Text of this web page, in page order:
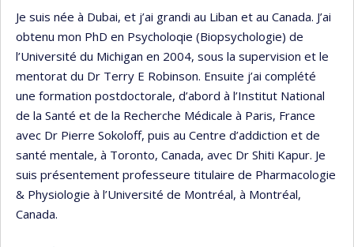
Je suis née à Dubai, et j’ai grandi au Liban et au Canada. J’ai
obtenu mon PhD en Psycholoqie (Biopsychologie) de
l’Université du Michigan en 2004, sous la supervision et le
mentorat du Dr Terry E Robinson. Ensuite j’ai complété
une formation postdoctorale, d’abord à l’Institut National
de la Santé et de la Recherche Médicale à Paris, France
avec Dr Pierre Sokoloff, puis au Centre d’addiction et de
santé mentale, à Toronto, Canada, avec Dr Shiti Kapur. Je
suis présentement professeure titulaire de Pharmacologie
& Physiologie à l’Université de Montréal, à Montréal,
Canada.